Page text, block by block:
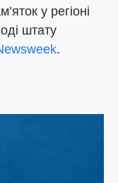
у регіоні
штату
.